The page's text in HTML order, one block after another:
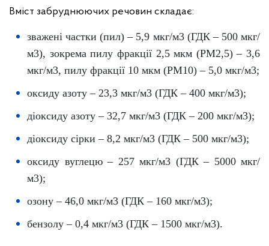
Вміст забруднюючих речовин складає:
зважені частки (пил) – 5,9 мкг/м3 (ГДК – 500 мкг/
м3), зокрема пилу фракції 2,5 мкм (PM2,5) – 3,6
мкг/м3, пилу фракції 10 мкм (PM10) – 5,0 мкг/м3;
оксиду азоту – 23,3 мкг/м3 (ГДК – 400 мкг/м3);
діоксиду азоту – 32,7 мкг/м3 (ГДК – 200 мкг/м3);
діоксиду сірки – 8,2 мкг/м3 (ГДК – 500 мкг/м3);
оксиду вуглецю – 257 мкг/м3 (ГДК – 5000 мкг/
м3);
озону – 46,0 мкг/м3 (ГДК – 160 мкг/м3);
бензолу – 0,4 мкг/м3 (ГДК – 1500 мкг/м3).